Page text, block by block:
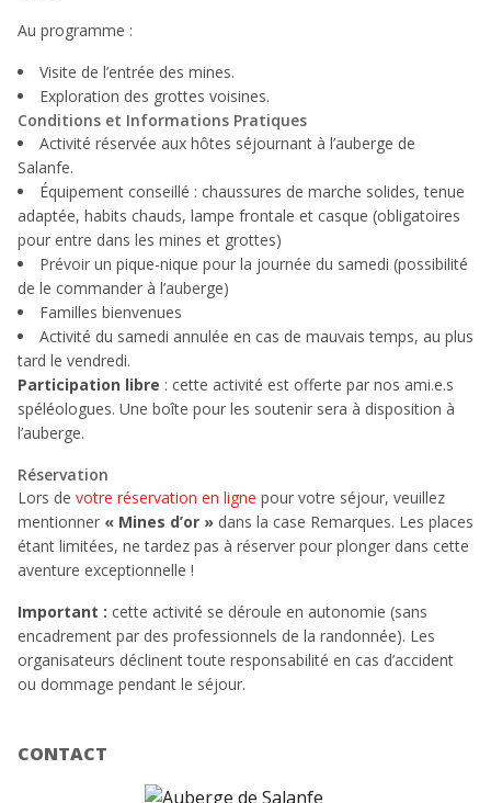
Au programme :
Visite de l’entrée des mines.
Exploration des grottes voisines.
Conditions et Informations Pratiques
Activité réservée aux hôtes séjournant à l’auberge de
Salanfe.
Équipement conseillé : chaussures de marche solides, tenue
adaptée, habits chauds, lampe frontale et casque (obligatoires
pour entre dans les mines et grottes)
Prévoir un pique-nique pour la journée du samedi (possibilité
de le commander à l’auberge)
Familles bienvenues
Activité du samedi annulée en cas de mauvais temps, au plus
tard le vendredi.
Participation libre : cette activité est offerte par nos ami.e.s
spéléologues. Une boîte pour les soutenir sera à disposition à
l’auberge.
Réservation
Lors de votre réservation en ligne pour votre séjour, veuillez
mentionner « Mines d’or » dans la case Remarques. Les places
étant limitées, ne tardez pas à réserver pour plonger dans cette
aventure exceptionnelle !
Important : cette activité se déroule en autonomie (sans
encadrement par des professionnels de la randonnée). Les
organisateurs déclinent toute responsabilité en cas d’accident
ou dommage pendant le séjour.
CONTACT